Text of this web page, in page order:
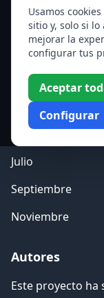
Usamos
sitio y, solo si lo
mejorar la
configurar tus
Aceptar
Configurar
Ver todos los
Acceso a los
Enero
Marzo
Mayo
Julio
Septiembre
Noviembre
Autores
Este proyecto